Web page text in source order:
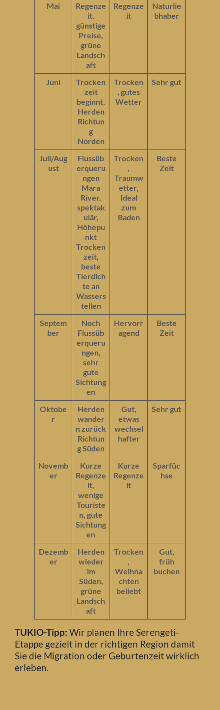
Mai
Regenze
it,
günstige
Preise,
grüne
Landsch
aft
Regenze
it
Naturlie
bhaber
Juni
Trocken
zeit
beginnt,
Herden
Richtun
g
Norden
Trocken
, gutes
Wetter
Sehr gut
Juli/Aug
ust
Flussüb
erqueru
ngen
Mara
River,
spektak
ulär,
Höhepu
nkt
Trocken
zeit,
beste
Tierdich
te an
Wassers
tellen
Trocken
Traumw
etter,
Ideal
zum
Baden
Beste
Zeit
Septem
ber
Noch
Flussüb
erqueru
ngen,
sehr
gute
Sichtung
en
Hervorr
agend
Beste
Zeit
Oktobe
r
Herden
wander
n zurück
Richtun
g Süden
Gut,
etwas
wechsel
hafter
Sehr gut
Novemb
er
Kurze
Regenze
it,
wenige
Touriste
n, gute
Sichtung
en
Kurze
Regenze
it
Sparfüc
hse
Dezemb
er
Herden
wieder
im
Süden,
grüne
Landsch
aft
Trocken
Weihna
chten
beliebt
Gut,
früh
buchen
TUKIO-Tipp: Wir planen Ihre Serengeti-
Etappe gezielt in der richtigen Region damit
Sie die Migration oder Geburtenzeit wirklich
erleben.